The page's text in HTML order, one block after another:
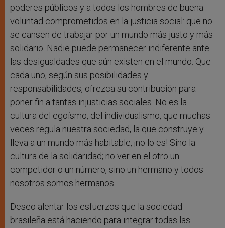
poderes públicos y a todos los hombres de buena
voluntad comprometidos en la justicia social: que no
se cansen de trabajar por un mundo más justo y más
solidario. Nadie puede permanecer indiferente ante
las desigualdades que aún existen en el mundo. Que
cada uno, según sus posibilidades y
responsabilidades, ofrezca su contribución para
poner fin a tantas injusticias sociales. No es la
cultura del egoísmo, del individualismo, que muchas
veces regula nuestra sociedad, la que construye y
lleva a un mundo más habitable, ¡no lo es! Sino la
cultura de la solidaridad; no ver en el otro un
competidor o un número, sino un hermano y todos
nosotros somos hermanos.
Deseo alentar los esfuerzos que la sociedad
brasileña está haciendo para integrar todas las